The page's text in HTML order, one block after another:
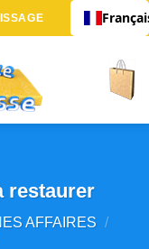
restaurer
AFFAIRES /